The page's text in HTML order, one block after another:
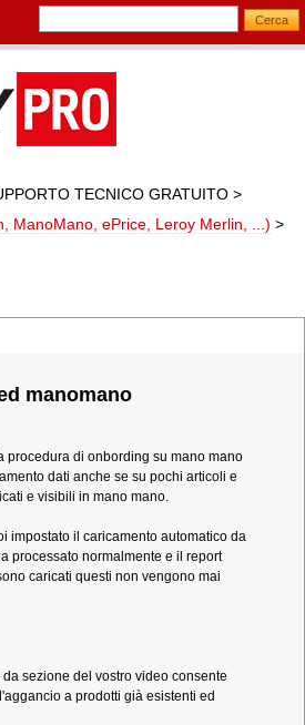
TECNICO GRATUITO >
ManoMano, ePrice, Leroy Merlin, ...) >
manomano
procedura di onbording su mano mano
dati anche se su pochi articoli e
e visibili in mano mano.
impostato il caricamento automatico da
processato normalmente e il report
caricati questi non vengono mai
sezione del vostro video consente
a prodotti già esistenti ed